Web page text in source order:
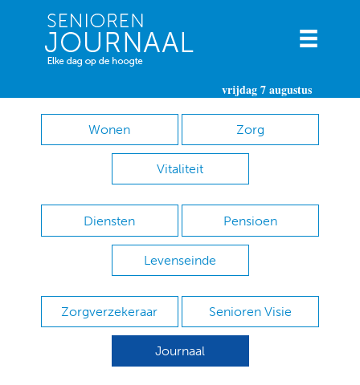
vrijdag 7 augustus
Wonen Zorg
Vitaliteit
Diensten Pensioen
Levenseinde
Zorgverzekeraar Senioren Visie
Journaal